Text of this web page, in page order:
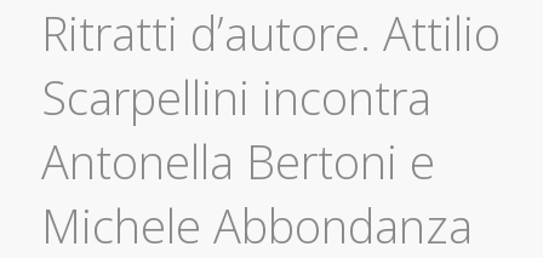
Ritratti d’autore. Attilio
Scarpellini incontra
Antonella Bertoni e
Michele Abbondanza